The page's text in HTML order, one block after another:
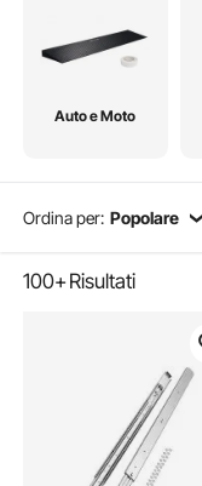
Auto e Moto
Ordina per: Popolare
100+Risultati